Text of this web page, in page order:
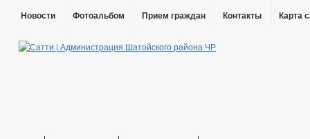
Новости Фотоальбом Прием граждан Контакты Карта